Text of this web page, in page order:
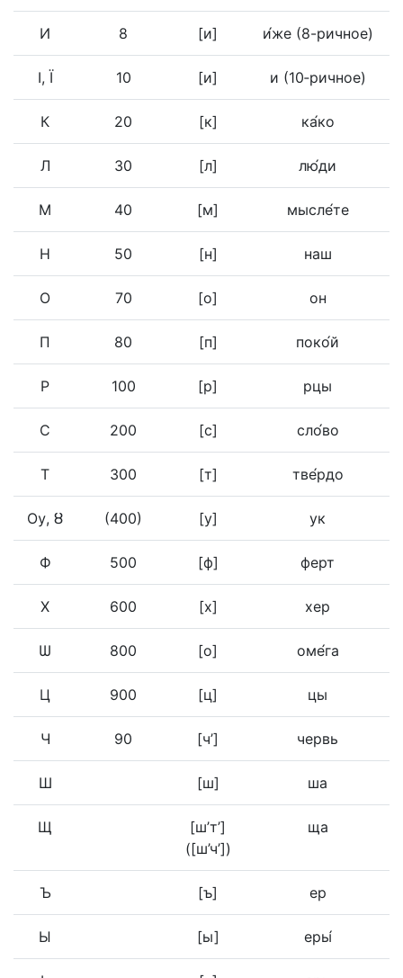
И 8 [и] и́же (8-ричное)
І, Ї 10 [и] и (10‑ричное)
К 20 [к] ка́ко
Л 30 [л] лю́ди
М 40 [м] мысле́те
Н 50 [н] наш
О 70 [о] он
П 80 [п] поко́й
Р 100 [р] рцы
С 200 [с] сло́во
Т 300 [т] тве́рдо
Ѹ, ȣ (400) [у] ук
Ф 500 [ф] ферт
Х 600 [х] хер
Ѡ 800 [о] оме́га
Ц 900 [ц] цы
Ч 90 [ч’] червь
Ш [ш] ша
Щ
[ш’т’]
([ш’ч’])
ща
Ъ [ъ] ер
Ы [ы] еры́